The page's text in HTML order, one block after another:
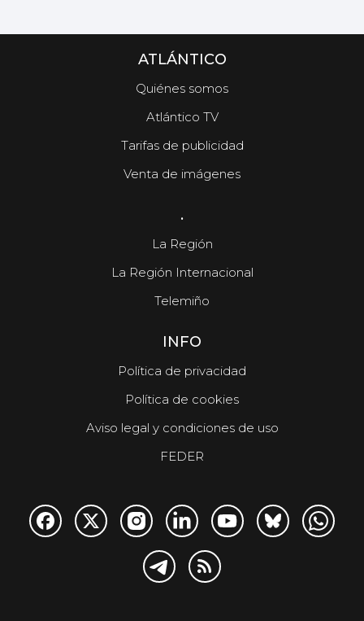
ATLÁNTICO
Quiénes somos
Atlántico TV
Tarifas de publicidad
Venta de imágenes
.
La Región
La Región Internacional
Telemiño
INFO
Política de privacidad
Política de cookies
Aviso legal y condiciones de uso
FEDER